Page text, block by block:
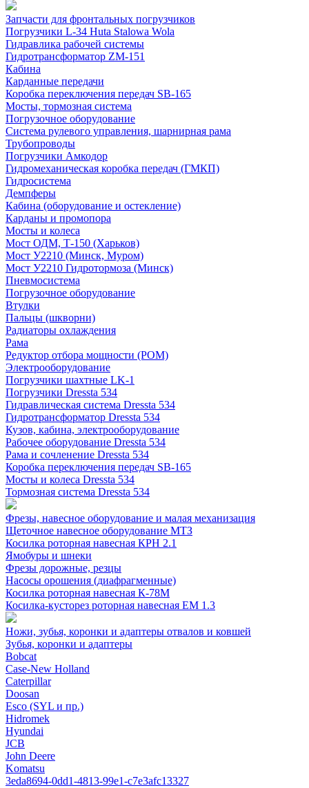
Запчасти для фронтальных погрузчиков
Погрузчики L-34 Huta Stalowa Wola
Гидравлика рабочей системы
Гидротрансформатор ZM-151
Кабина
Карданные передачи
Коробка переключения передач SB-165
Мосты, тормозная система
Погрузочное оборудование
Система рулевого управления, шарнирная рама
Трубопроводы
Погрузчики Амкодор
Гидромеханическая коробка передач (ГМКП)
Гидросистема
Демпферы
Кабина (оборудование и остекление)
Карданы и промопора
Мосты и колеса
Мост ОДМ, Т-150 (Харьков)
Мост У2210 (Минск, Муром)
Мост У2210 Гидротормоза (Минск)
Пневмосистема
Погрузочное оборудование
Втулки
Пальцы (шкворни)
Радиаторы охлаждения
Рама
Редуктор отбора мощности (РОМ)
Электрооборудование
Погрузчики шахтные LK-1
Погрузчики Dressta 534
Гидравлическая система Dressta 534
Гидротрансформатор Dressta 534
Кузов, кабина, электрооборудование
Рабочее оборудование Dressta 534
Рама и сочленение Dressta 534
Коробка переключения передач SB-165
Мосты и колеса Dressta 534
Тормозная система Dressta 534
Фрезы, навесное оборудование и малая механизация
Щеточное навесное оборудование МТЗ
Косилка роторная навесная КРН 2.1
Ямобуры и шнеки
Фрезы дорожные, резцы
Насосы орошения (диафрагменные)
Косилка роторная навесная К-78М
Косилка-кусторез роторная навесная ЕМ 1.3
Ножи, зубья, коронки и адаптеры отвалов и ковшей
Зубья, коронки и адаптеры
Bobcat
Case-New Holland
Caterpillar
Doosan
Esco (SYL и пр.)
Hidromek
Hyundai
JCB
John Deere
Komatsu
3eda8694-0dd1-4813-99e1-c7e3afc13327